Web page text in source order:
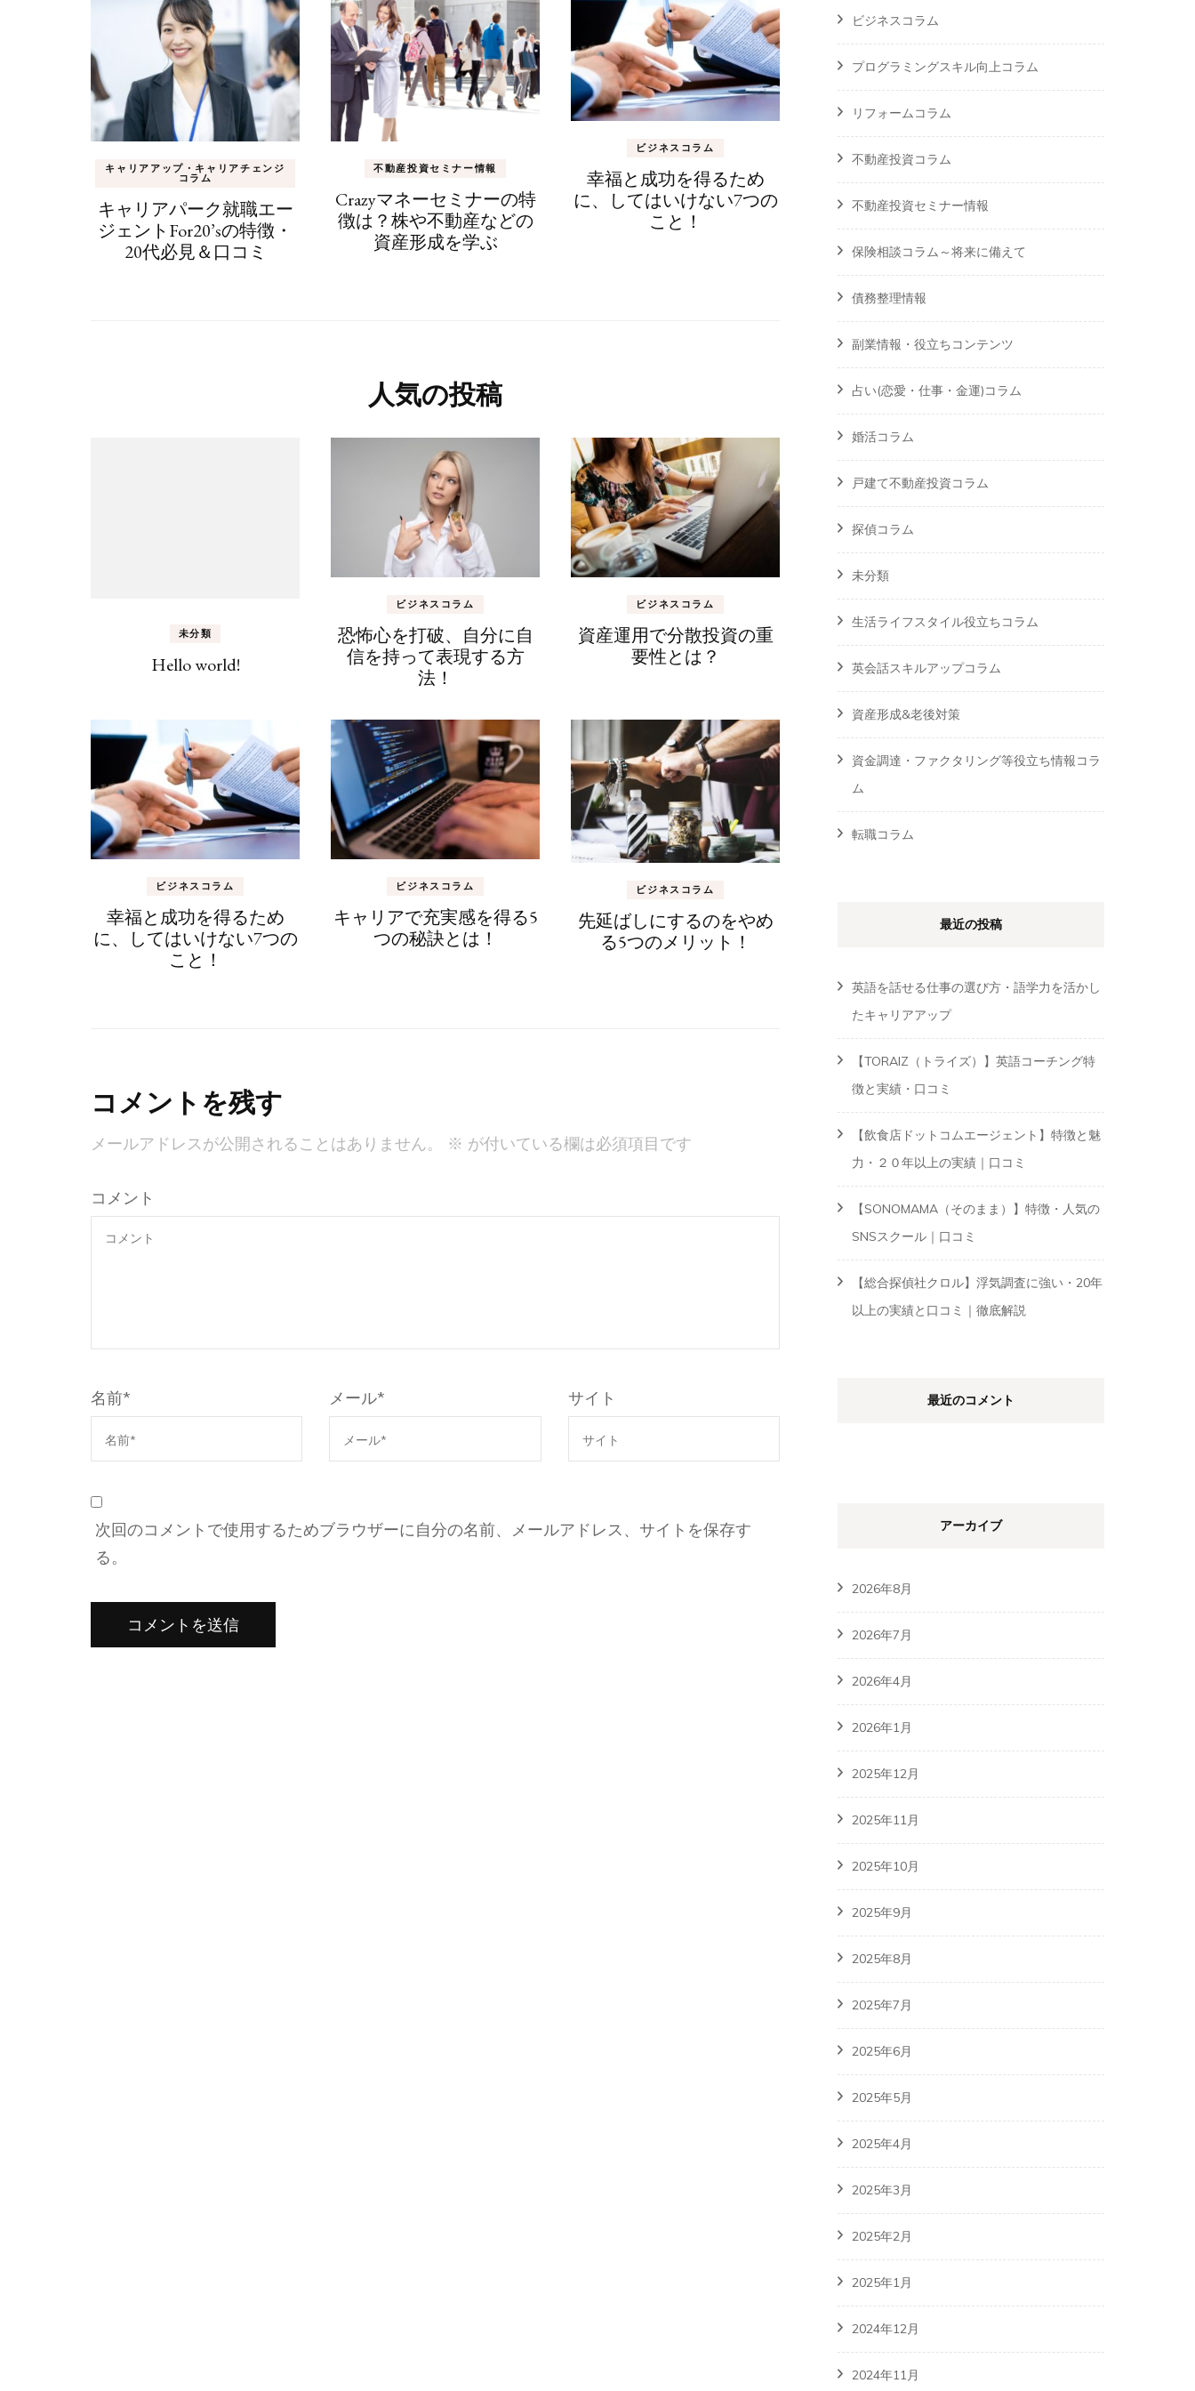
シ
ョ
ン
キャリアアップ・キャリアチェンジ
コラム
キャリアパーク就職エー
ジェントFor20’sの特徴・
20代必見＆口コミ
不動産投資セミナー情報
Crazyマネーセミナーの特
徴は？株や不動産などの
資産形成を学ぶ
ビジネスコラム
幸福と成功を得るため
に、してはいけない7つの
こと！
人気の投稿
未分類
Hello world!
ビジネスコラム
恐怖心を打破、自分に自
信を持って表現する方
法！
ビジネスコラム
資産運用で分散投資の重
要性とは？
ビジネスコラム
幸福と成功を得るため
に、してはいけない7つの
こと！
ビジネスコラム
キャリアで充実感を得る5
つの秘訣とは！
ビジネスコラム
先延ばしにするのをやめ
る5つのメリット！
コメントを残す
メールアドレスが公開されることはありません。 ※ が付いている欄は必須項目です
コメント
名前* メール* サイト
次回のコメントで使用するためブラウザーに自分の名前、メールアドレス、サイトを保存す
る。
ビジネスコラム
プログラミングスキル向上コラム
リフォームコラム
不動産投資コラム
不動産投資セミナー情報
保険相談コラム～将来に備えて
債務整理情報
副業情報・役立ちコンテンツ
占い(恋愛・仕事・金運)コラム
婚活コラム
戸建て不動産投資コラム
探偵コラム
未分類
生活ライフスタイル役立ちコラム
英会話スキルアップコラム
資産形成&老後対策
資金調達・ファクタリング等役立ち情報コラ
ム
転職コラム
最近の投稿
英語を話せる仕事の選び方・語学力を活かし
たキャリアアップ
【TORAIZ（トライズ）】英語コーチング特
徴と実績・口コミ
【飲食店ドットコムエージェント】特徴と魅
力・２０年以上の実績｜口コミ
【SONOMAMA（そのまま）】特徴・人気の
SNSスクール｜口コミ
【総合探偵社クロル】浮気調査に強い・20年
以上の実績と口コミ｜徹底解説
最近のコメント
アーカイブ
2026年8月
2026年7月
2026年4月
2026年1月
2025年12月
2025年11月
2025年10月
2025年9月
2025年8月
2025年7月
2025年6月
2025年5月
2025年4月
2025年3月
2025年2月
2025年1月
2024年12月
2024年11月